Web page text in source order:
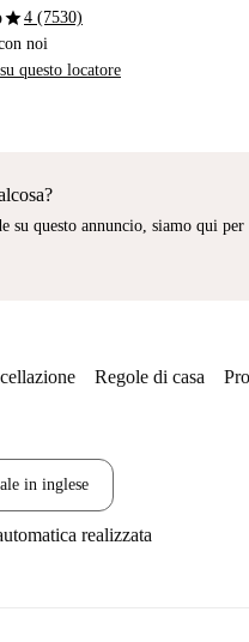
star4 (7530)
noi
questo locatore
su questo annuncio, siamo qui per
Regole di casa
in inglese
realizzata